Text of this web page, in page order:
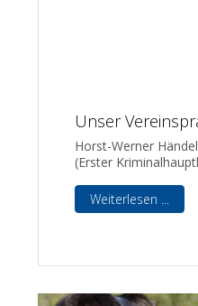
Unser
Horst-Werner Händel
(Erster
Weiterlesen ...